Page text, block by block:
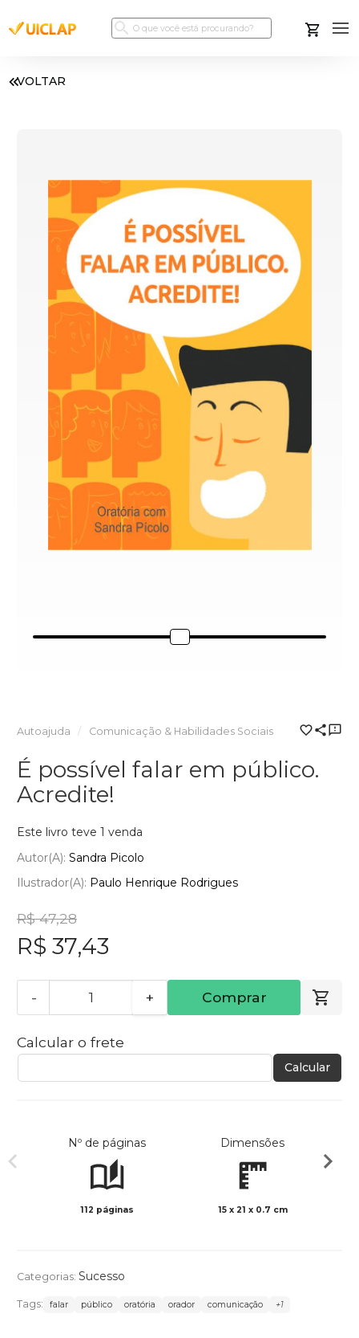
VOLTAR
Autoajuda Comunicação & Habilidades Sociais
É possível falar em público.
Acredite!
Este livro teve 1 venda
Autor(a): Sandra Picolo
Ilustrador(a): Paulo Henrique Rodrigues
R$ 47,28
R$ 37,43
- + Comprar
Calcular o frete
Calcular
Nº de páginas
112 páginas
Dimensões
15 x 21 x 0.7 cm
Categorias: Sucesso
Tags: falar público oratória orador comunicação +1